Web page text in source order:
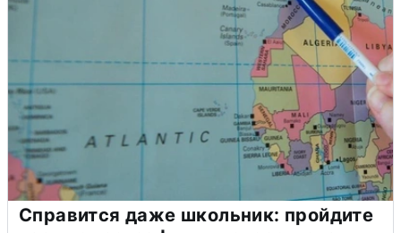
Справится даже школьник: пройдите